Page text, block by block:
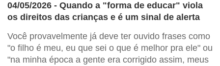
04/05/2026 - Quando a "forma de educar" viola
os direitos das crianças e é um sinal de alerta
Você provavelmente já deve ter ouvido frases como
"o filho é meu, eu que sei o que é melhor pra ele" ou
"na minha época a gente era corrigido assim, meus